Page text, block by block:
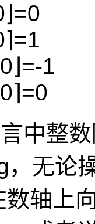
1
中整
，无论
数轴上